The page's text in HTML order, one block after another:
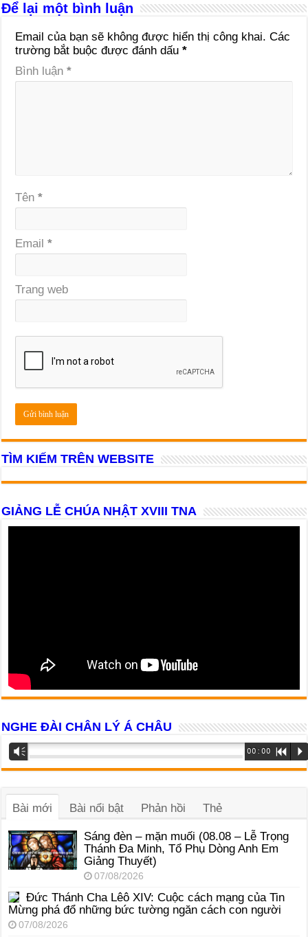
Để lại một bình luận
Email của bạn sẽ không được hiển thị công khai. Các
trường bắt buộc được đánh dấu*
Bình luận*
Tên*
Email*
Trang web
TÌM KIẾM TRÊN WEBSITE
GIẢNG LỄ CHÚA NHẬT XVIII TNA
NGHE ĐÀI CHÂN LÝ Á CHÂU
Trình
phát
Vm 00:00 R P
Bài mới Bài nổi bật Phản hồi Thẻ
Sáng đèn – mặn muối (08.08 – Lễ Trọng
Thánh Đa Minh, Tổ Phụ Dòng Anh Em
Giảng Thuyết)
07/08/2026
Đức Thánh Cha Lêô XIV: Cuộc cách mạng của Tin
Mừng phá đổ những bức tường ngăn cách con người
07/08/2026